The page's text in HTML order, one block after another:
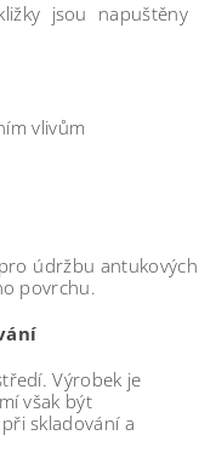
jsou napuštěny
vlivům
údržbu antukových
povrchu.
Výrobek je
však být
skladování a